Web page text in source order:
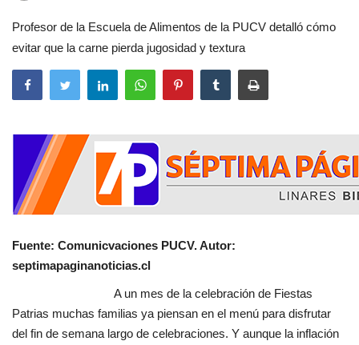
Profesor de la Escuela de Alimentos de la PUCV detalló cómo
evitar que la carne pierda jugosidad y textura
Fuente: Comunicvaciones PUCV. Autor:
septimapaginanoticias.cl
A un mes de la celebración de Fiestas
Patrias muchas familias ya piensan en el menú para disfrutar
del fin de semana largo de celebraciones. Y aunque la inflación